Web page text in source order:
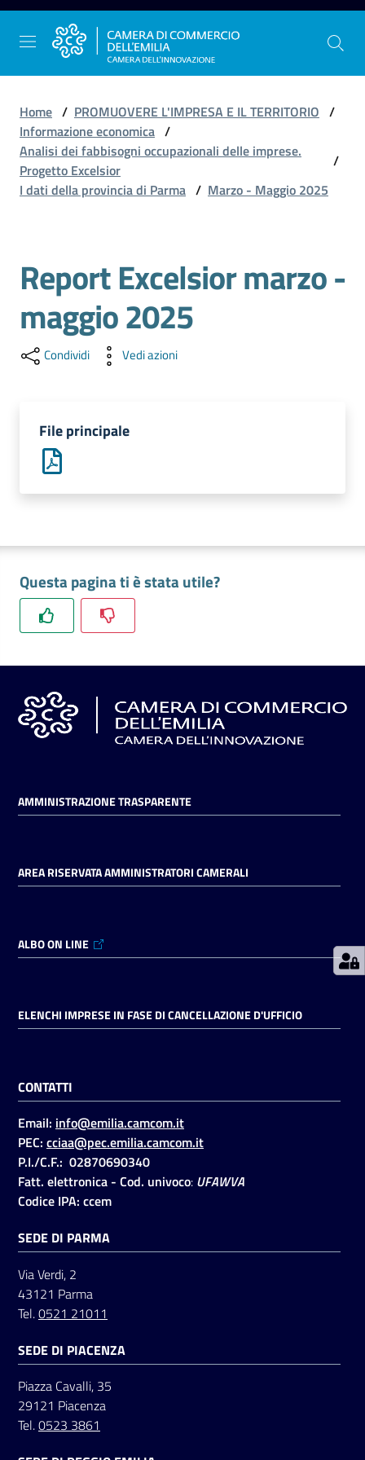
Vai al contenuto
Vai alla navigazione
Vai al footer
La
Camera
Gestire
l'impresa
Promuovere
territorio
Tutelare
Consumatore
in
on line
on line
Registrati
Seguici
su
Home / PROMUOVERE L'IMPRESA E IL TERRITORIO /
Informazione economica /
Analisi dei fabbisogni occupazionali delle imprese.
Progetto Excelsior
/
I dati della provincia di Parma / Marzo - Maggio 2025
Report Excelsior marzo -
maggio 2025
Condividi Vedi azioni
File principale
Questa pagina ti è stata utile?
AMMINISTRAZIONE TRASPARENTE
AREA RISERVATA AMMINISTRATORI CAMERALI
ALBO ON LINE
ELENCHI IMPRESE IN FASE DI CANCELLAZIONE D'UFFICIO
CONTATTI
Email: info@emilia.camcom.it
PEC: cciaa@pec.emilia.camcom.it
P.I./C.F.: 02870690340
Fatt. elettronica - Cod. univoco: UFAWVA
Codice IPA: ccem
SEDE DI PARMA
Via Verdi, 2
43121 Parma
Tel.0521 21011
SEDE DI PIACENZA
Piazza Cavalli, 35
29121 Piacenza
Tel.0523 3861